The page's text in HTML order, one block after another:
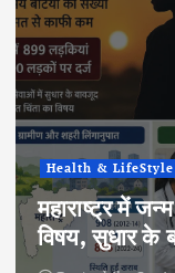
National Politics
वित्त वर्ष
अनुमान,
रफ्तार